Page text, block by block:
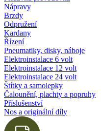
Nápravy
Brzdy
Odpružení
Kardany
Řízení
Pneumatiky, disky, náboje
Elektroinstalace 6 volt
Elektroinstalace 12 volt
Elektroinstalace 24 volt
Štítky a samolepky
Čalounění, plachty a popruhy
Příslušenství
Nos a originální díly